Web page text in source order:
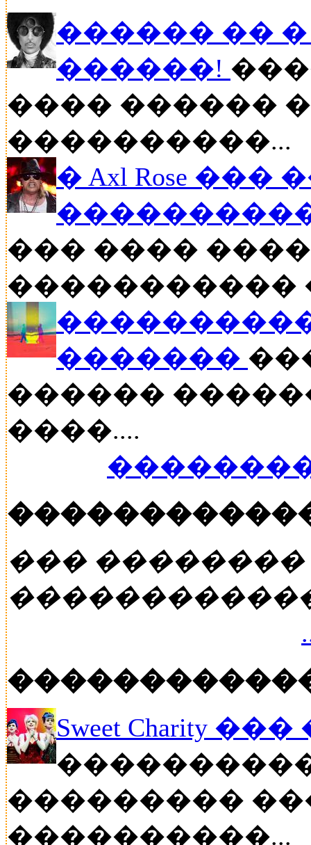
������ �� �
������!
���� ������
����������...
� Axl Rose
��� ����
�����������
�������
������
����....
���
Sweet Charity
���������
����������...